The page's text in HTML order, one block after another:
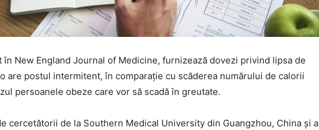
în New England Journal of Medicine, furnizează dovezi privind lipsa de
are postul intermitent, în comparație cu scăderea numărului de calorii
persoanele obeze care vor să scadă în greutate.
cercetătorii de la Southern Medical University din Guangzhou, China și a